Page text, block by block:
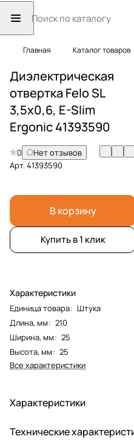
Главная Каталог товаров
Диэлектрическая
отвертка Felo SL
3,5х0,6, E-Slim
Ergonic 41393590
0
Нет отзывов
Арт.41393590
В корзину
Купить в 1 клик
Характеристики
Единица товара: Штука
Длина, мм: 210
Ширина, мм: 25
Высота, мм: 25
Все характеристики
Характеристики
Технические